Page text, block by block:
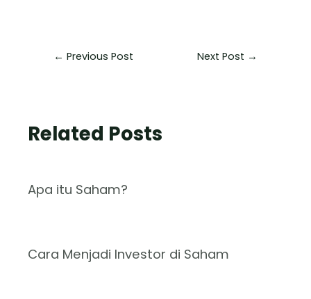
← Previous Post Next Post →
Related Posts
Apa itu Saham?
Cara Menjadi Investor di Saham